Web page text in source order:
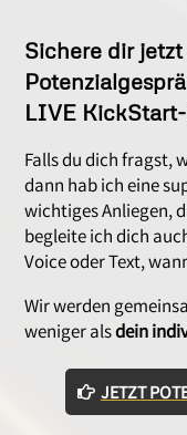
Sichere dir
LIVE
Falls du dich fragst,
dann hab ich eine
wichtiges Anliegen,
begleite ich dich
Voice oder Text,
Wir werden
weniger alsdein
JETZT